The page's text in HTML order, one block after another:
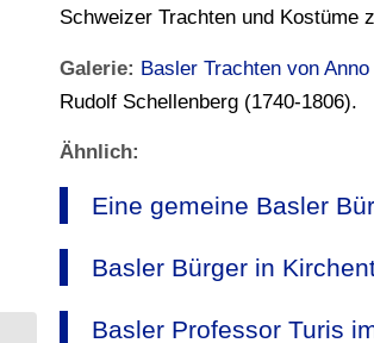
Schweizer Trachten und Kostüme
Galerie: Basler Trachten von Anno
Rudolf Schellenberg (1740-1806).
Ähnlich:
Eine gemeine Basler
Basler Bürger in
Basler Professor Turis